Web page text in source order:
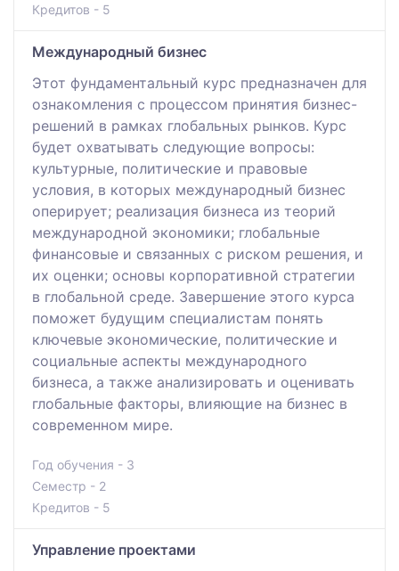
Кредитов - 5
Международный бизнес
Этот фундаментальный курс предназначен для
ознакомления с процессом принятия бизнес-
решений в рамках глобальных рынков. Курс
будет охватывать следующие вопросы:
культурные, политические и правовые
условия, в которых международный бизнес
оперирует; реализация бизнеса из теорий
международной экономики; глобальные
финансовые и связанных с риском решения, и
их оценки; основы корпоративной стратегии
в глобальной среде. Завершение этого курса
поможет будущим специалистам понять
ключевые экономические, политические и
социальные аспекты международного
бизнеса, а также анализировать и оценивать
глобальные факторы, влияющие на бизнес в
современном мире.
Год обучения - 3
Семестр - 2
Кредитов - 5
Управление проектами